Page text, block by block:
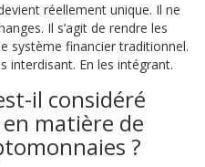
réellement unique. Il ne
Il s’agit de rendre les
système financier traditionnel.
interdisant. En les intégrant.
il considéré
matière de
?